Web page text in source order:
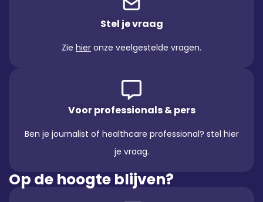
Stel je vraag
Zie hier onze veelgestelde vragen.
Voor professionals & pers
Ben je journalist of healthcare professional? stel hier
je vraag.
Op de hoogte blijven?